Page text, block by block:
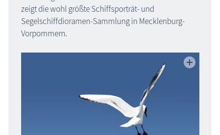
zeigt die wohl größte Schiffsporträt- und
Segelschiffdioramen-Sammlung in Mecklenburg-
Vorpommern.